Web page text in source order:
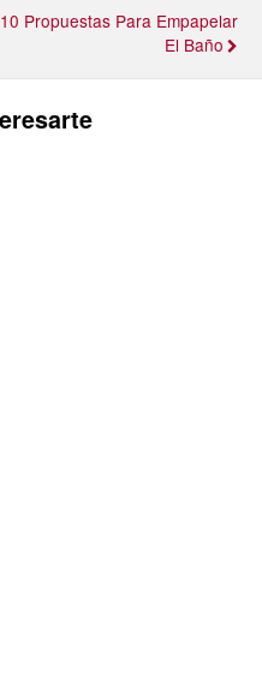
10 Propuestas Para Empapelar
El Baño